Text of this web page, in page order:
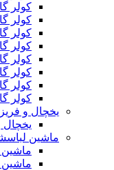
کولر
کولر
کولر
کولر
کولر
کولر
کولر
کولر
یخچال و
یخچال
ماشین
ماشین
ماشین